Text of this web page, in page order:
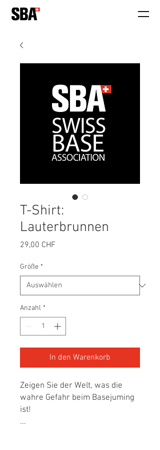
T-Shirt:
Lauterbrunnen
29,00 CHF
Größe *
Anzahl *
In den Warenkorb
Zeigen Sie der Welt, was die
wahre Gefahr beim Basejuming
ist!
...